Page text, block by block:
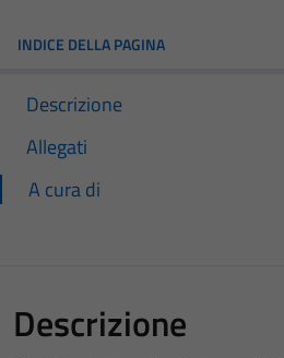
INDICE DELLA PAGINA
Descrizione
Allegati
A cura di
Descrizione